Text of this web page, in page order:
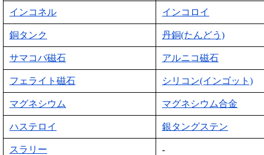
インコネル インコロイ
銅タンク 丹銅(たんどう)
サマコバ磁石 アルニコ磁石
フェライト磁石 シリコン(インゴット)
マグネシウム マグネシウム合金
ハステロイ 銀タングステン
スラリー -